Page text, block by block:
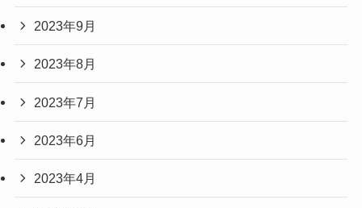
2023年9月
2023年8月
2023年7月
2023年6月
2023年4月